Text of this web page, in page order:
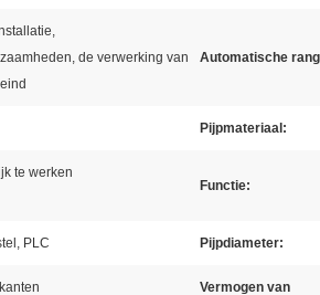
de verwerking van
Automatische
Pijpmateriaal:
te werken
Functie:
PLC Pijpdiameter:
Vermogen van